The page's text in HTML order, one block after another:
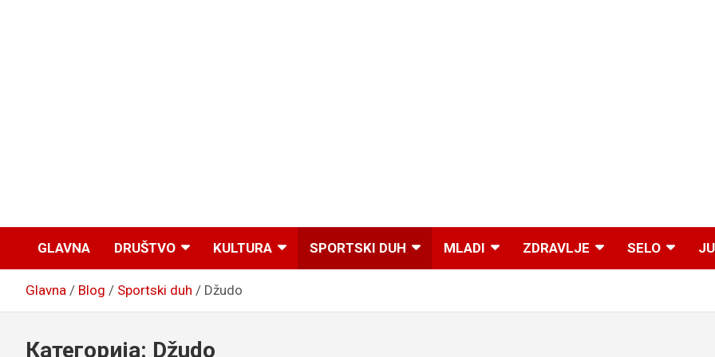
GLAVNA DRUŠTVO KULTURA SPORTSKI DUH MLADI ZDRAVLJE SELO
Glavna Blog Sportski duh Džudo
Категорија: Džudo